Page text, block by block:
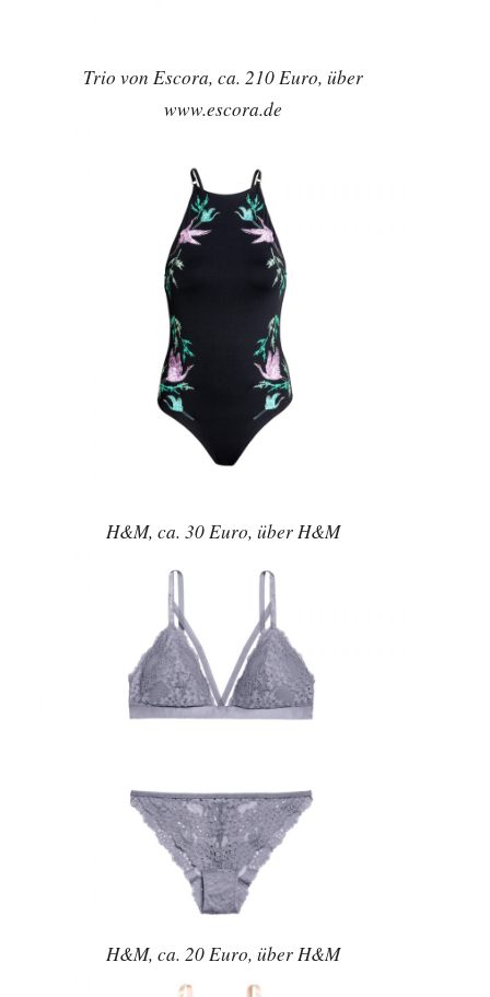
Trio von Escora, ca. 210 Euro, über
www.escora.de
H&M, ca. 30 Euro, über H&M
H&M, ca. 20 Euro, über H&M